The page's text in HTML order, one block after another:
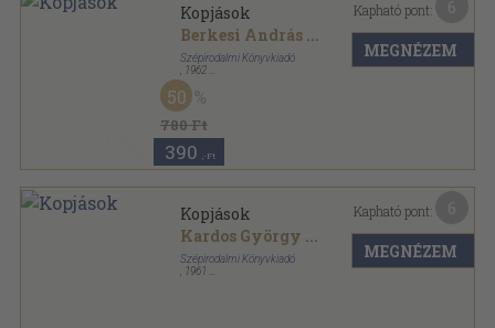
Kopjások
Berkesi András ...
Szépirodalmi Könyvkiadó
1962
Félvászon
780 Ft
50
390 ,-Ft
Kapható pont:
MEGNÉZEM
Kopjások
Kardos György ...
Szépirodalmi Könyvkiadó
1961
Kapható pont:
MEGNÉZEM